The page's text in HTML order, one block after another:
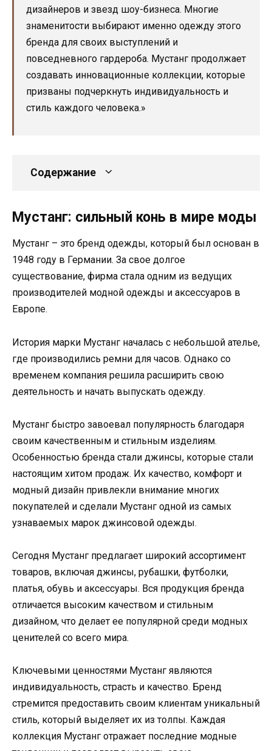
дизайнеров и звезд шоу-бизнеса. Многие
знаменитости выбирают именно одежду этого
бренда для своих выступлений и
повседневного гардероба. Мустанг продолжает
создавать инновационные коллекции, которые
призваны подчеркнуть индивидуальность и
стиль каждого человека.»
Содержание
Мустанг: сильный конь в мире моды
Мустанг – это бренд одежды, который был основан в
1948 году в Германии. За свое долгое
существование, фирма стала одним из ведущих
производителей модной одежды и аксессуаров в
Европе.
История марки Мустанг началась с небольшой ателье,
где производились ремни для часов. Однако со
временем компания решила расширить свою
деятельность и начать выпускать одежду.
Мустанг быстро завоевал популярность благодаря
своим качественным и стильным изделиям.
Особенностью бренда стали джинсы, которые стали
настоящим хитом продаж. Их качество, комфорт и
модный дизайн привлекли внимание многих
покупателей и сделали Мустанг одной из самых
узнаваемых марок джинсовой одежды.
Сегодня Мустанг предлагает широкий ассортимент
товаров, включая джинсы, рубашки, футболки,
платья, обувь и аксессуары. Вся продукция бренда
отличается высоким качеством и стильным
дизайном, что делает ее популярной среди модных
ценителей со всего мира.
Ключевыми ценностями Мустанг являются
индивидуальность, страсть и качество. Бренд
стремится предоставить своим клиентам уникальный
стиль, который выделяет их из толпы. Каждая
коллекция Мустанг отражает последние модные